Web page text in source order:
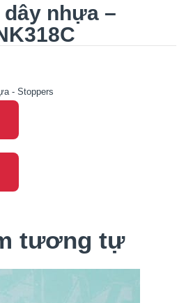
nhựa –
- Stoppers
tương tự